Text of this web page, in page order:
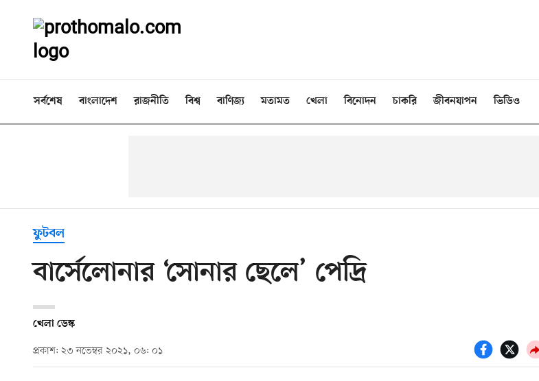
সর্বশেষ বাংলাদেশ রাজনীতি বিশ্ব বাণিজ্য মতামত খেলা বিনোদন চাকরি জীবনযাপন ভিডিও
ফুটবল
বার্সেলোনার ‘সোনার ছেলে’ পেদ্রি
খেলা ডেস্ক
প্রকাশ: ২৩ নভেম্বর ২০২১, ০৬: ০১